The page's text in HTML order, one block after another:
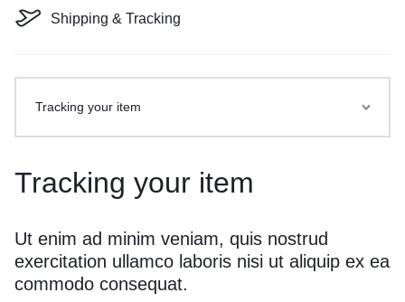
Shipping & Tracking
Tracking your item
Ut enim ad minim veniam, quis nostrud
exercitation ullamco laboris nisi ut aliquip ex ea
commodo consequat.
Tracking your item